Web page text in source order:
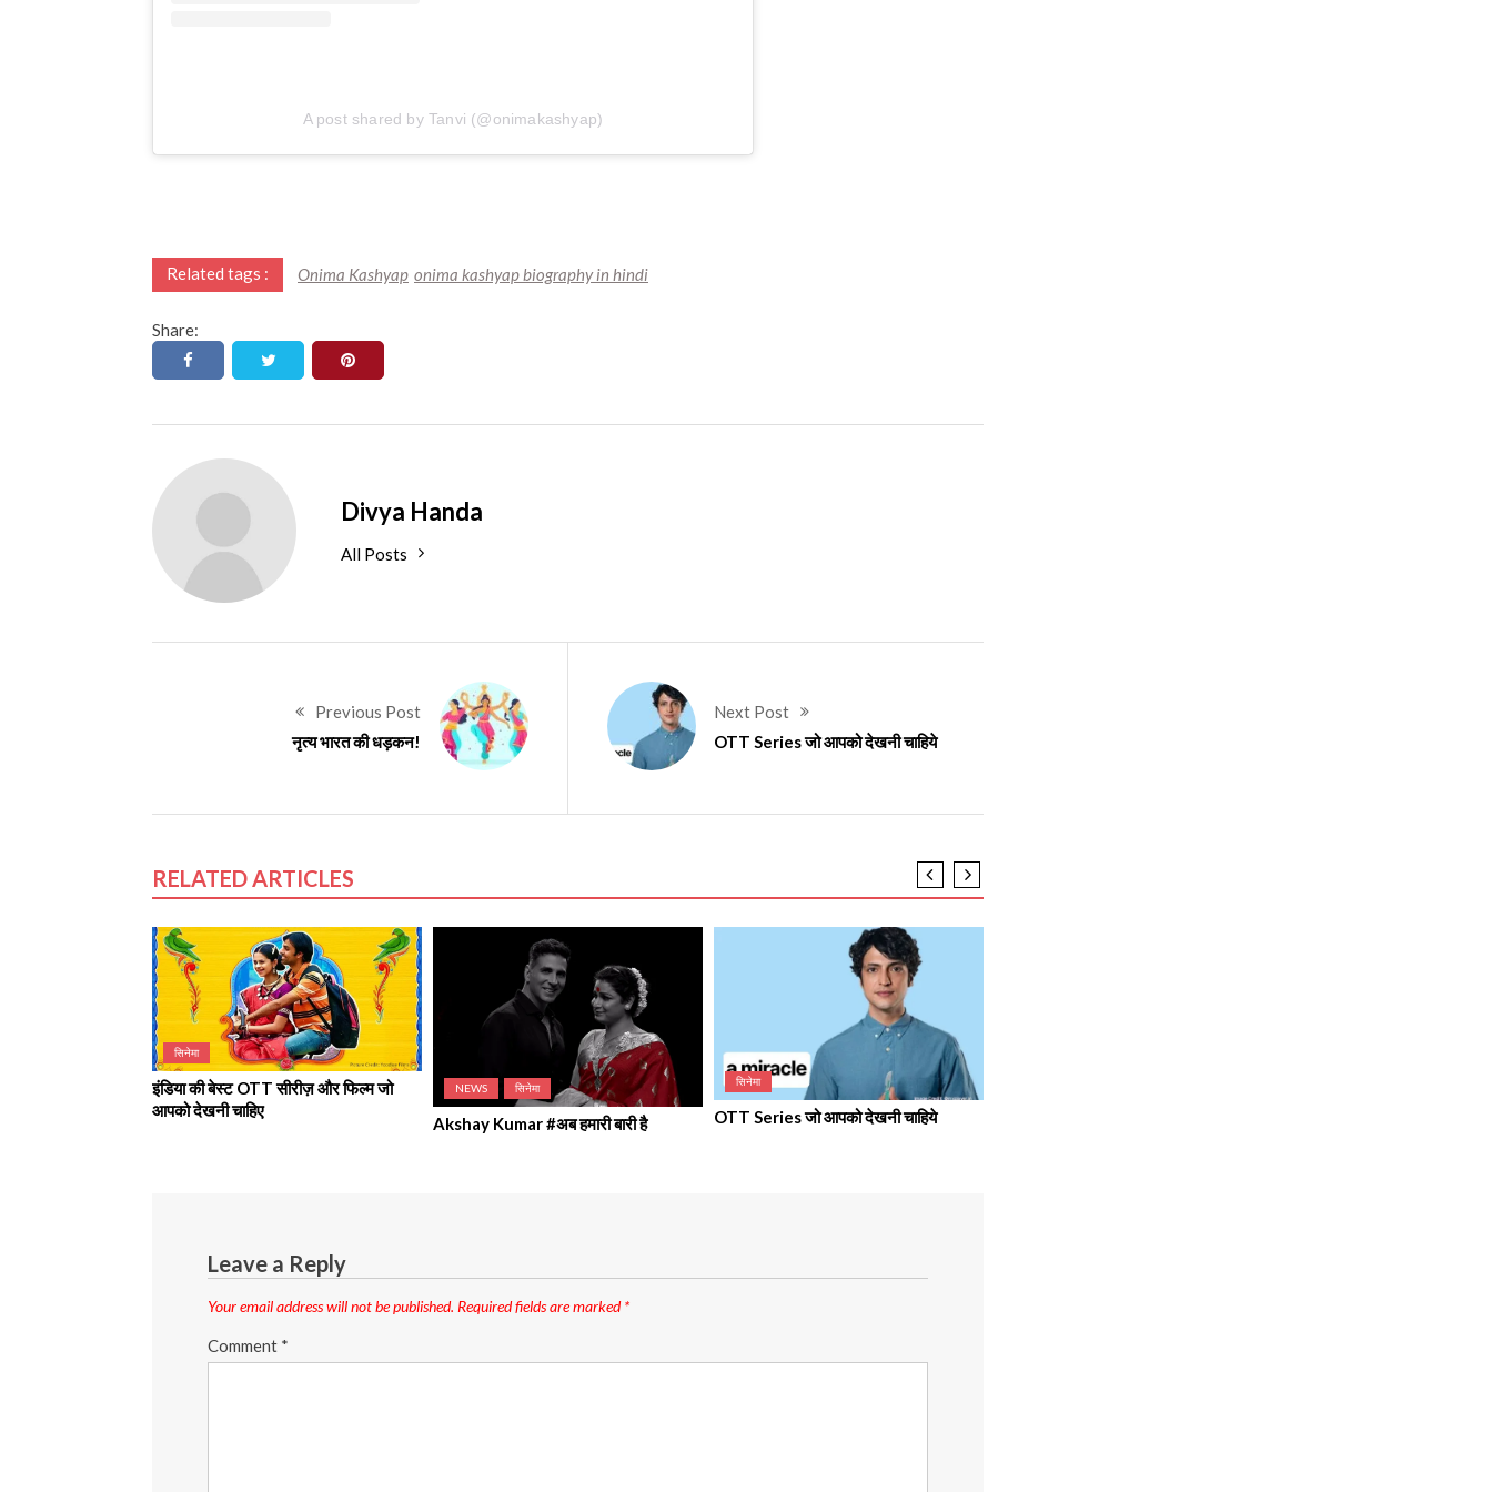
A post shared by Tanvi (@onimakashyap)
Related tags : Onima Kashyap onima kashyap biography in hindi
Share:
Divya Handa
All Posts
Previous Post
नृत्य भारत की धड़कन!
Next Post
OTT Series जो आपको देखनी चाहिये
RELATED ARTICLES
सिनेमा
इंडिया की बेस्ट OTT सीरीज़ और फिल्म जो
आपको देखनी चाहिए
NEWS सिनेमा
Akshay Kumar #अब हमारी बारी है
सिनेमा
OTT Series जो आपको देखनी चाहिये
Leave a Reply
Your email address will not be published. Required fields are marked*
Comment *